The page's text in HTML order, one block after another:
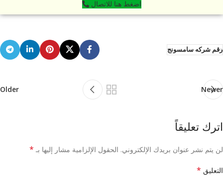
اضغط هنا للاتصال
رقم شركه سامسونج
Newer
Older
اترك تعليقاً
لن يتم نشر عنوان بريدك الإلكتروني. الحقول الإلزامية مشار إليها بـ *
التعليق *